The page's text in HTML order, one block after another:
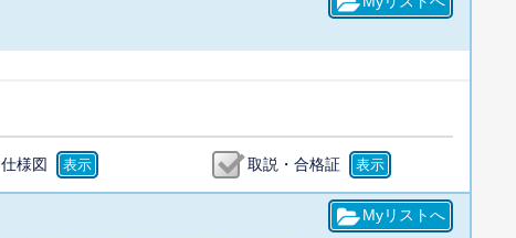
仕様図 取説・合格証